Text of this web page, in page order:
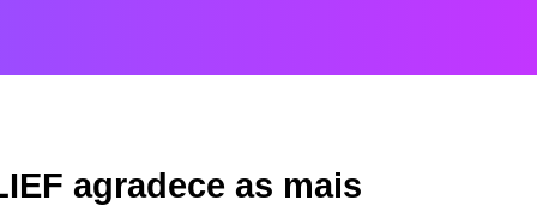
agradece as mais